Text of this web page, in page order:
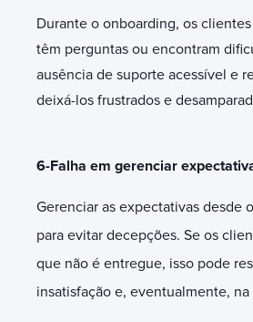
Durante o onboarding, os
têm perguntas ou encontram
ausência de suporte acessível e
deixá-los frustrados e
6-Falha em gerenciar
Gerenciar as expectativas desde
para evitar decepções. Se os
que não é entregue, isso pode
insatisfação e, eventualmente,